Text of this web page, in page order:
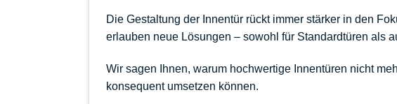
Die Gestaltung der Innentür rückt immer stärker in den
erlauben neue Lösungen – sowohl für Standardtüren als
Wir sagen Ihnen, warum hochwertige Innentüren nicht
konsequent umsetzen können.